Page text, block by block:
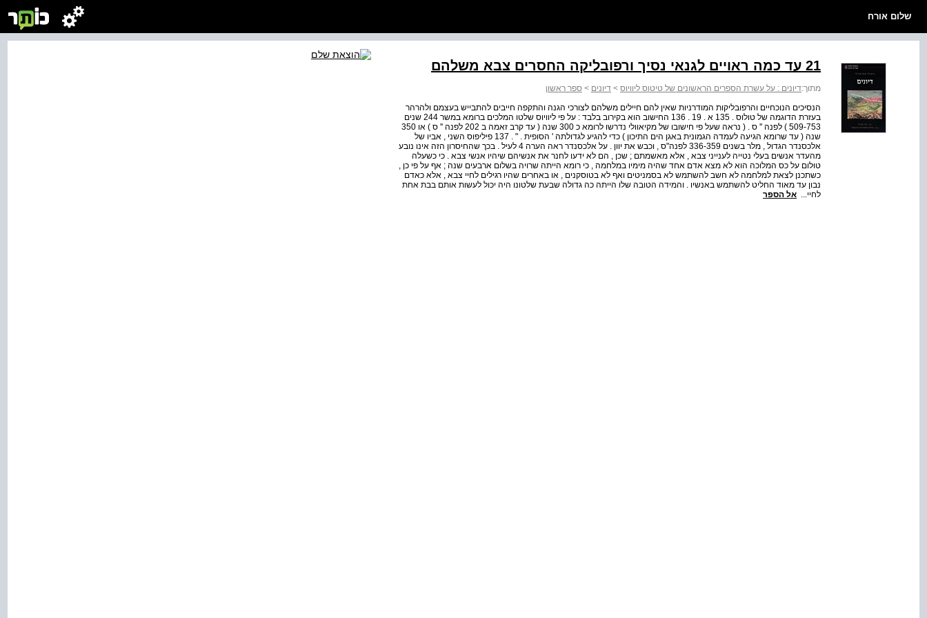
שלום אורח
21 עד כמה ראויים לגנאי נסיך ורפובליקה החסרים צבא משלהם
מתוך:דיונים : על עשרת הספרים הראשונים של טיטוס ליוויוס > דיונים > ספר ראשון
הנסיכים הנוכחיים והרפובליקות המודרניות שאין להם חיילים משלהם לצורכי הגנה והתקפה חייבים להתבייש בעצמם ולהרהר
בעזרת הדוגמה של טולוס . 135 א . 19 . 136 החישוב הוא בקירוב בלבד : על פי ליוויוס שלטו המלכים ברומא במשר 244 שנים
509-753 ) לפנה '' ס . ( נראה שעל פי חישובו של מקיאוולי נדרשו לרומא כ 300 שנה ( עד קרב זאמה ב 202 לפנה '' ס ) או 350
שנה ( עד שרומא הגיעה לעמדה הגמונית באגן הים התיכון ) כדי להגיע לגדולתה ' הסופית . " . 137 פיליפוס השני , אביו של
אלכסנדר הגדול , מלר בשנים 336-359 לפנה"ס , וכבש את יוון . על אלכסנדר ראה הערה 4 לעיל . בכך שהחיסרון הזה אינו נובע
מהעדר אנשים בעלי נטייה לענייני צבא , אלא מאשמתם ; שכן , הם לא ידעו לחנר את אנשיהם שיהיו אנשי צבא . כי כשעלה
טולום על כס המלוכה הוא לא מצא אדם אחד שהיה מימיו במלחמה , כי רומא הייתה שרויה בשלום ארבעים שנה ; אף על פי כן ,
כשתכנן לצאת למלחמה לא חשב להשתמש לא בסמניטים ואף לא בטוסקנים , או באחרים שהיו רגילים לחיי צבא , אלא כאדם
נבון עד מאוד החליט להשתמש באנשיו . והמידה הטובה שלו הייתה כה גדולה שבעת שלטונו היה יכול לעשות אותם בבת אחת
לחיי... אל הספר